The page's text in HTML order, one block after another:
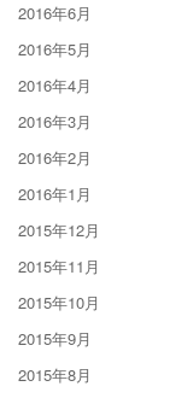
2016年6月
2016年5月
2016年4月
2016年3月
2016年2月
2016年1月
2015年12月
2015年11月
2015年10月
2015年9月
2015年8月